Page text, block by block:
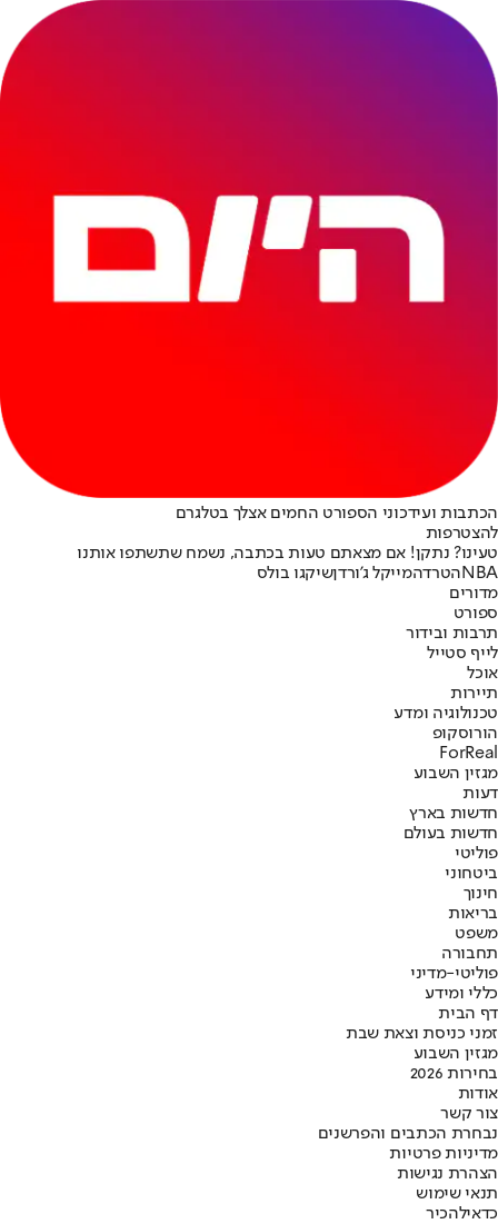
הכתבות ועידכוני הספורט החמים אצלך בטלגרם
להצטרפות
טעינו? נתקן! אם מצאתם טעות בכתבה, נשמח שתשתפו אותנו
NBAהטרדהמייקל ג'ורדןשיקגו בולס
מדורים
ספורט
תרבות ובידור
לייף סטייל
אוכל
תיירות
טכנולוגיה ומדע
הורוסקופ
ForReal
מגזין השבוע
דעות
חדשות בארץ
חדשות בעולם
פוליטי
ביטחוני
חינוך
בריאות
משפט
תחבורה
פוליטי-מדיני
כללי ומידע
דף הבית
זמני כניסת וצאת שבת
מגזין השבוע
בחירות 2026
אודות
צור קשר
נבחרת הכתבים והפרשנים
מדיניות פרטיות
הצהרת נגישות
תנאי שימוש
כדאילהכיר